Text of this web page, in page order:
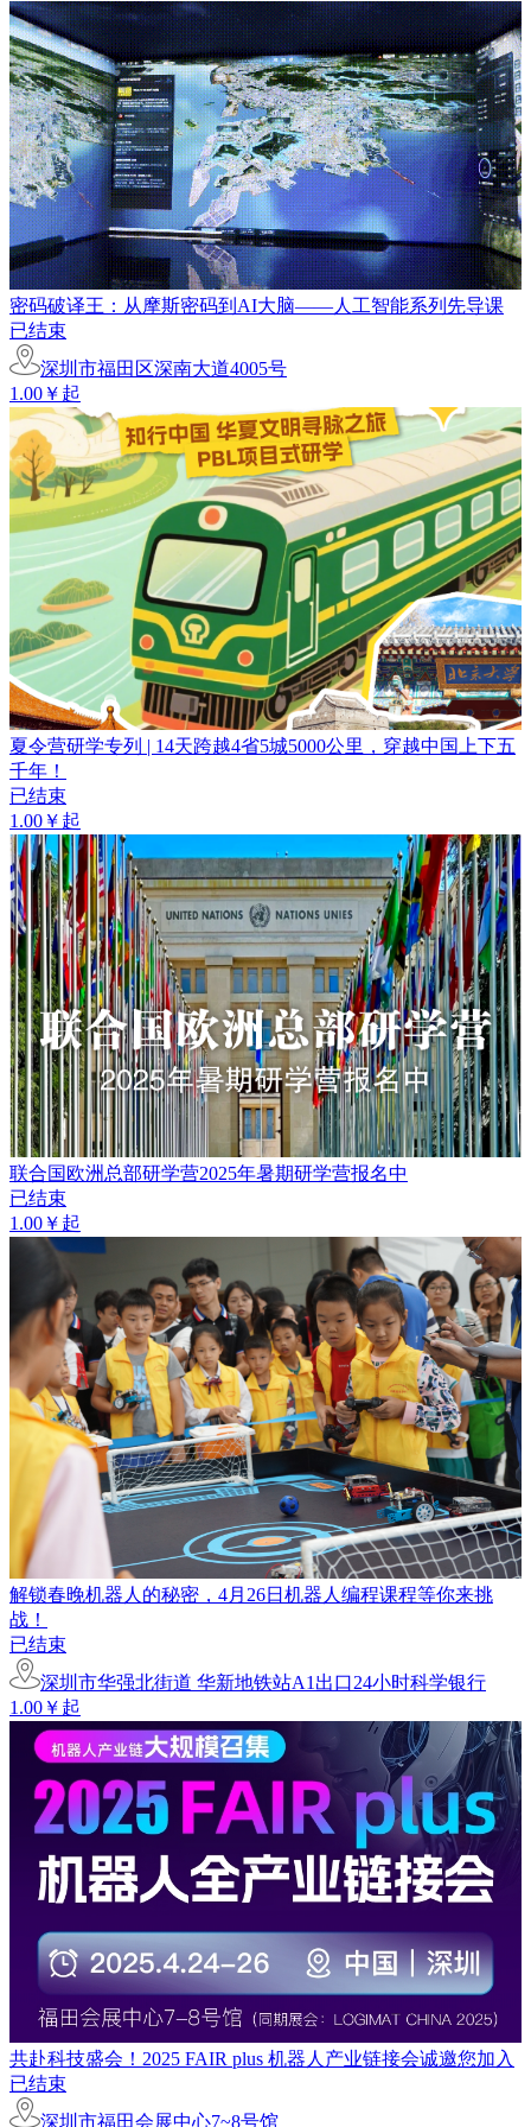
密码破译王：从摩斯密码到AI大脑——人工智能系列先导课
已结束
深圳市福田区深南大道4005号
1.00￥起
夏令营研学专列 | 14天跨越4省5城5000公里，穿越中国上下五
千年！
已结束
1.00￥起
联合国欧洲总部研学营2025年暑期研学营报名中
已结束
1.00￥起
解锁春晚机器人的秘密，4月26日机器人编程课程等你来挑
战！
已结束
深圳市华强北街道 华新地铁站A1出口24小时科学银行
1.00￥起
共赴科技盛会！2025 FAIR plus 机器人产业链接会诚邀您加入
已结束
深圳市福田会展中心7~8号馆